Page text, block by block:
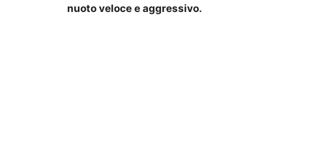
nuoto veloce e aggressivo.